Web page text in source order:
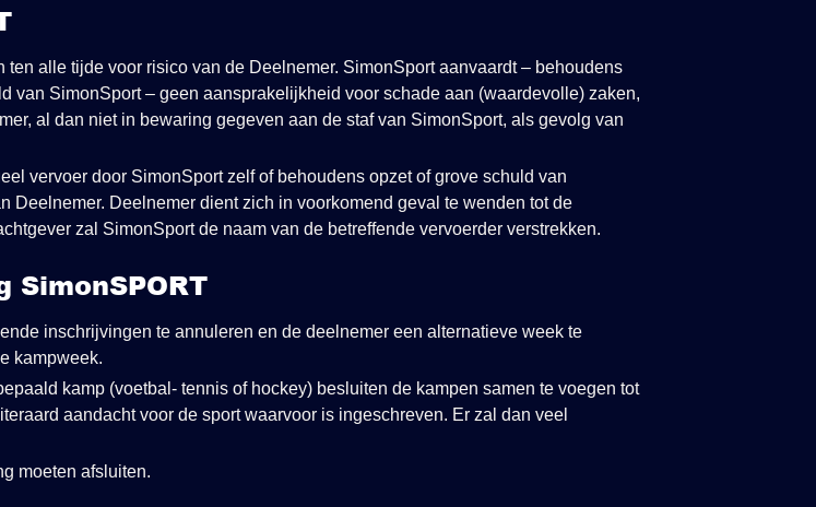
alle tijde voor risico van de Deelnemer. SimonSport aanvaardt – behoudens
van SimonSport – geen aansprakelijkheid voor schade aan (waardevolle) zaken,
al dan niet in bewaring gegeven aan de staf van SimonSport, als gevolg van
vervoer door SimonSport zelf of behoudens opzet of grove schuld van
Deelnemer. Deelnemer dient zich in voorkomend geval te wenden tot de
zal SimonSport de naam van de betreffende vervoerder verstrekken.
inschrijvingen te annuleren en de deelnemer een alternatieve week te
kampweek.
kamp (voetbal- tennis of hockey) besluiten de kampen samen te voegen tot
aandacht voor de sport waarvoor is ingeschreven. Er zal dan veel
moeten afsluiten.